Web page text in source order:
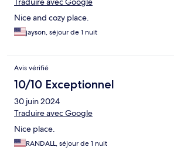
Nice and cozy place.
jayson, séjour de 1 nuit
Avis vérifié
10/10 Exceptionnel
30 juin 2024
Traduire avec Google
Nice place.
RANDALL, séjour de 1 nuit